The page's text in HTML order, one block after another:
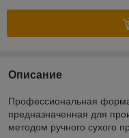
Описание
Профессиональная форма
предназначенная для
методом ручного сухого